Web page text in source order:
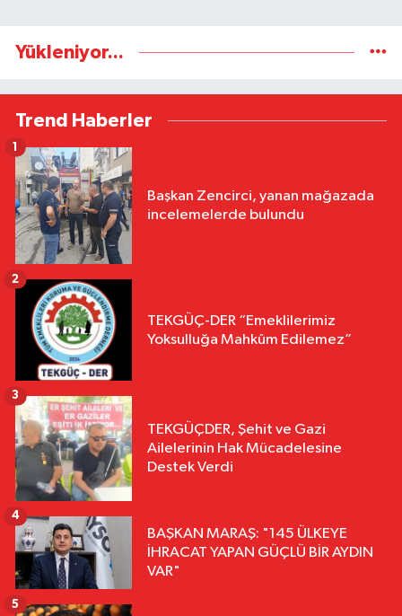
Yükleniyor...
Trend Haberler
Başkan Zencirci, yanan mağazada
incelemelerde bulundu
1
TEKGÜÇ-DER “Emeklilerimiz
Yoksulluğa Mahkûm Edilemez”
2
TEKGÜÇDER, Şehit ve Gazi
Ailelerinin Hak Mücadelesine
Destek Verdi
3
BAŞKAN MARAŞ: "145 ÜLKEYE
İHRACAT YAPAN GÜÇLÜ BİR AYDIN
VAR"
4
5